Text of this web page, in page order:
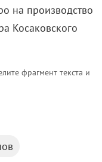
на производство
Косаковского
фрагмент текста и